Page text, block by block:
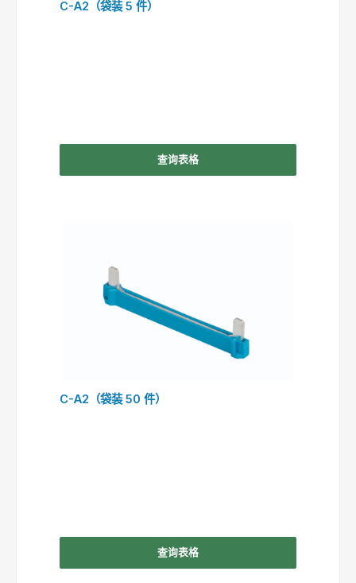
C-A2（袋装 5 件）
查询表格
C-A2（袋装 50 件）
查询表格